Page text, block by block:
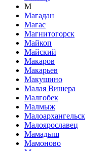
М
Магадан
Магас
Магнитогорск
Майкоп
Майский
Макаров
Макарьев
Макушино
Малая Вишера
Малгобек
Малмыж
Малоархангельск
Малоярославец
Мамадыш
Мамоново